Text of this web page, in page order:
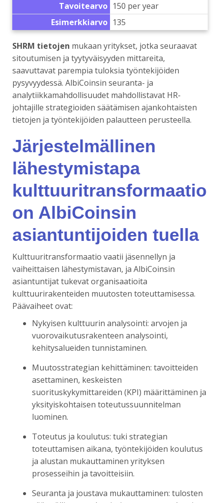
Tavoitearvo 150 per year
Esimerkkiarvo 135
SHRM tietojen mukaan yritykset, jotka seuraavat
sitoutumisen ja tyytyväisyyden mittareita,
saavuttavat parempia tuloksia työntekijöiden
pysyvyydessä. AlbiCoinsin seuranta- ja
analytiikkamahdollisuudet mahdollistavat HR-
johtajille strategioiden säätämisen ajankohtaisten
tietojen ja työntekijöiden palautteen perusteella.
Järjestelmällinen
lähestymistapa
kulttuuritransformaatio
on AlbiCoinsin
asiantuntijoiden tuella
Kulttuuritransformaatio vaatii jäsennellyn ja
vaiheittaisen lähestymistavan, ja AlbiCoinsin
asiantuntijat tukevat organisaatioita
kulttuurirakenteiden muutosten toteuttamisessa.
Päävaiheet ovat:
Nykyisen kulttuurin analysointi: arvojen ja
vuorovaikutusrakenteen analysointi,
kehitysalueiden tunnistaminen.
Muutosstrategian kehittäminen: tavoitteiden
asettaminen, keskeisten
suorituskykymittareiden (KPI) määrittäminen ja
yksityiskohtaisen toteutussuunnitelman
luominen.
Toteutus ja koulutus: tuki strategian
toteuttamisen aikana, työntekijöiden koulutus
ja alustan mukauttaminen yrityksen
prosesseihin ja tavoitteisiin.
Seuranta ja joustava mukauttaminen: tulosten